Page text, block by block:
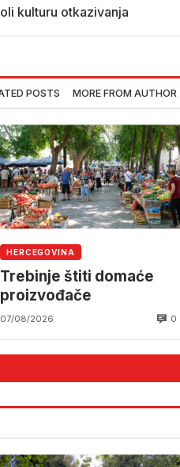
kulturu otkazivanja
POSTS MORE FROM AUTHOR
HERCEGOVINA
Trebinje štiti domaće
proizvođače
07/08/2026 0